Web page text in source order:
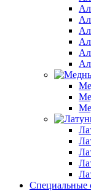
Специальные